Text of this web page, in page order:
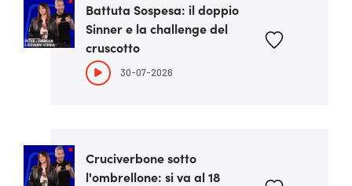
Battuta Sospesa: il doppio
Sinner e la challenge del
cruscotto
30-07-2026
Cruciverbone sotto
l'ombrellone: si va al 18